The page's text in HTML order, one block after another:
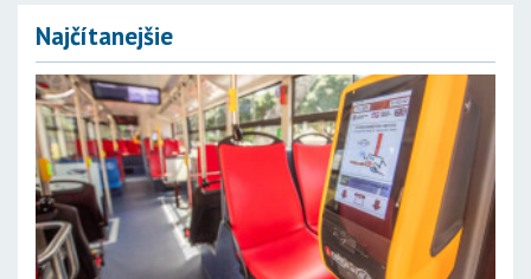
Najčítanejšie